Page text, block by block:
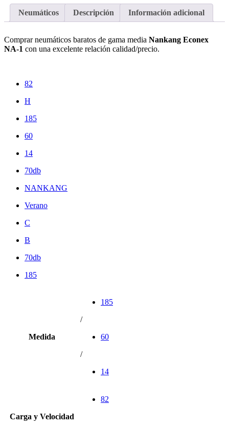
Neumáticos Descripción Información adicional
Comprar neumáticos baratos de gama media Nankang Econex
NA-1 con una excelente relación calidad/precio.
82
H
185
60
14
70db
NANKANG
Verano
C
B
70db
185
Medida
185
/
60
/
14
Carga y Velocidad
82